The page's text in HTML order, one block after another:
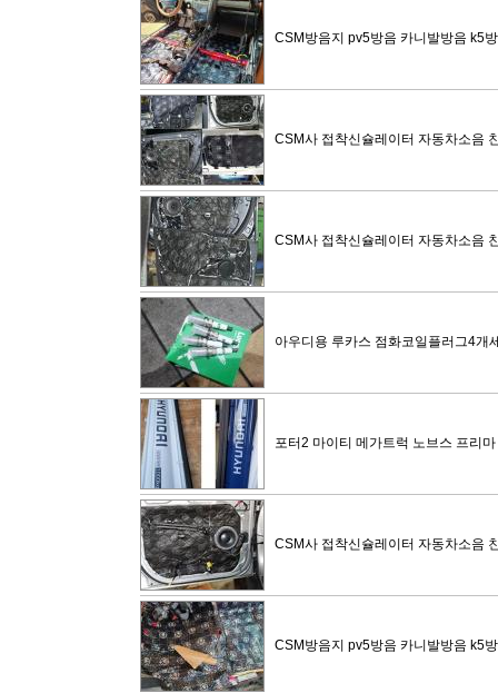
CSM방음지 pv5방음 카니발방음 k5
CSM사 접착신슐레이터 자동차소음
CSM사 접착신슐레이터 자동차소음
아우디용 루카스 점화코일플러그4개
포터2 마이티 메가트럭 노브스 프리
CSM사 접착신슐레이터 자동차소음
CSM방음지 pv5방음 카니발방음 k5